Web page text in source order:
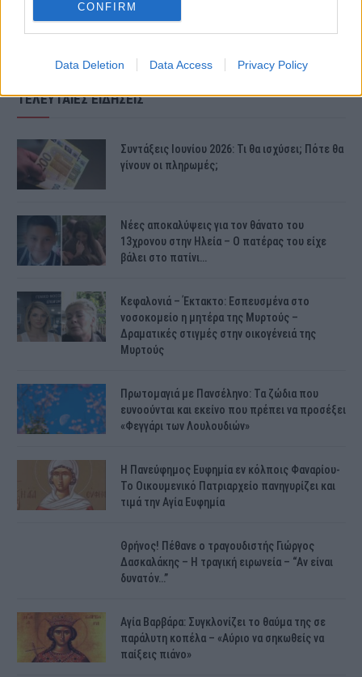
CONFIRM
Data Deletion Data Access Privacy Policy
ΤΕΛΕΥΤΑΙΕΣ ΕΙΔΗΣΕΙΣ
Συντάξεις Ιουνίου 2026: Τι θα ισχύσει; Πότε θα
γίνουν οι πληρωμές;
Νέες αποκαλύψεις για τον θάνατο του
13χρονου στην Ηλεία – Ο πατέρας του είχε
βάλει στο πατίνι…
Κεφαλονιά – Έκτακτο: Εσπευσμένα στο
νοσοκομείο η μητέρα της Μυρτούς –
Δραματικές στιγμές στην οικογένειά της
Μυρτούς
Πρωτομαγιά με Πανσέληνο: Τα ζώδια που
ευνοούνται και εκείνο που πρέπει να προσέξει
«Φεγγάρι των Λουλουδιών»
H Πανεύφημος Ευφημία εν κόλποις Φαναρίου-
Το Οικουμενικό Πατριαρχείο πανηγυρίζει και
τιμά την Αγία Ευφημία
Θρήνος! Πέθανε ο τραγουδιστής Γιώργος
Δασκαλάκης – Η τραγική ειρωνεία – “Αν είναι
δυνατόν…”
Αγία Βαρβάρα: Συγκλονίζει το θαύμα της σε
παράλυτη κοπέλα – «Αύριο να σηκωθείς να
παίξεις πιάνο»